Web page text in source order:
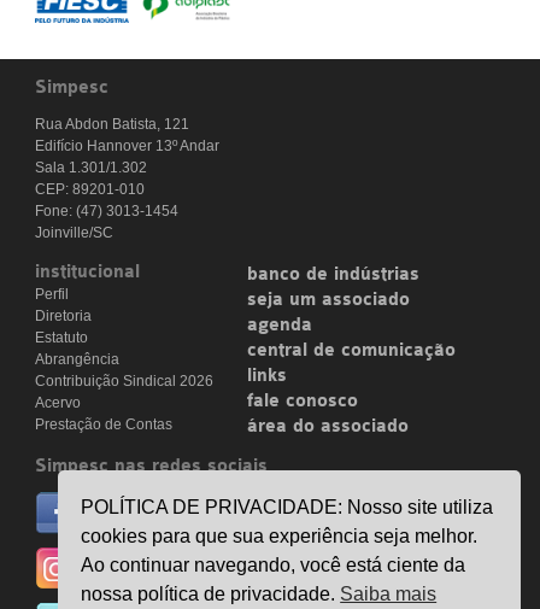
Simpesc
Rua Abdon Batista, 121
Edifício Hannover 13º Andar
Sala 1.301/1.302
CEP: 89201-010
Fone: (47) 3013-1454
Joinville/SC
institucional
Perfil
Diretoria
Estatuto
Abrangência
Contribuição Sindical 2026
Acervo
Prestação de Contas
banco de indústrias
seja um associado
agenda
central de comunicação
links
fale conosco
área do associado
Simpesc nas redes sociais
no facebook
/simpesc
no instagram
@simpescplasticos
POLÍTICA DE PRIVACIDADE: Nosso site utiliza
cookies para que sua experiência seja melhor.
Ao continuar navegando, você está ciente da
nossa política de privacidade. Saiba mais